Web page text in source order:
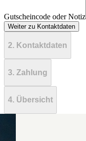
Gutscheincode oder Notiz
Weiter zu Kontaktdaten
2. Kontaktdaten
3. Zahlung
4. Übersicht